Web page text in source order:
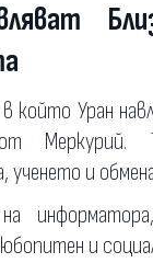
който Уран
Меркурий.
ученето и
и